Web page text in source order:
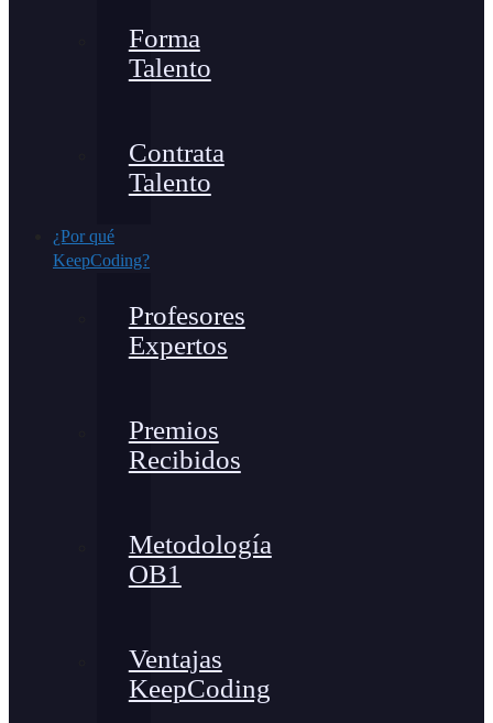
Forma
Talento
Contrata
Talento
¿Por qué
KeepCoding?
Profesores
Expertos
Premios
Recibidos
Metodología
OB1
Ventajas
KeepCoding